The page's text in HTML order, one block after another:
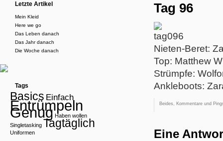
Tag 96
Nieten-Beret:
Top: Matthew
Strümpfe:
Ankleboots:
Beides, Kommentare und
Eine
Letzte Artikel
Mein Kleid
Here we go
Das Leben danach
Das Jahr danach
Die Woche danach
Tags
Basics Einfach
Entrümpeln
Genug Haben wollen
Singletasking Tagtäglich
Uniformen